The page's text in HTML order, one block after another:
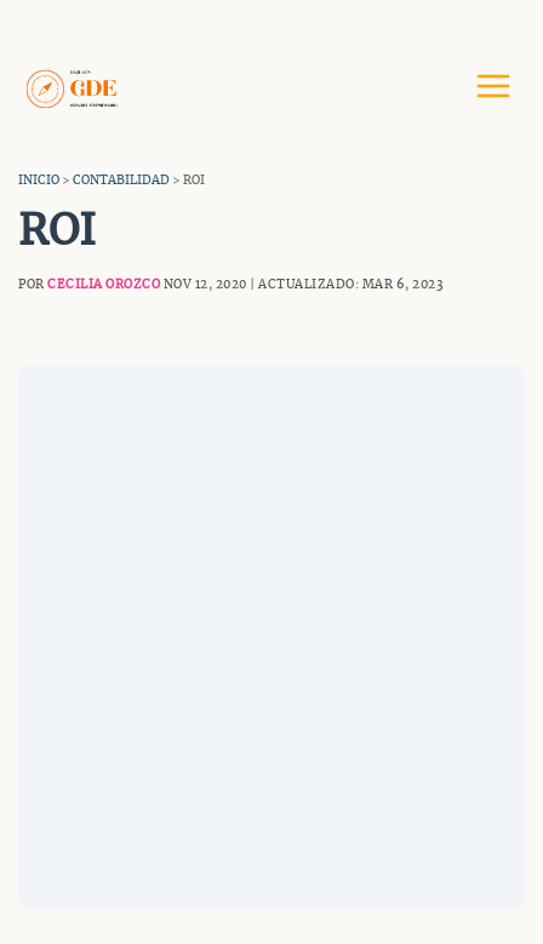
contenido
INICIO > CONTABILIDAD > ROI
ROI
POR CECILIA OROZCONOV 12, 2020 | ACTUALIZADO: MAR 6, 2023